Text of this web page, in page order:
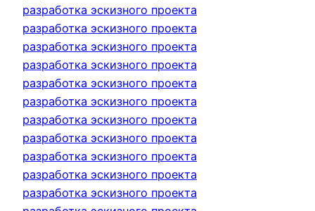
разработка эскизного проекта
разработка эскизного проекта
разработка эскизного проекта
разработка эскизного проекта
разработка эскизного проекта
разработка эскизного проекта
разработка эскизного проекта
разработка эскизного проекта
разработка эскизного проекта
разработка эскизного проекта
разработка эскизного проекта